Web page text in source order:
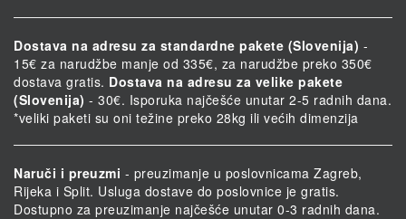
Dostava na adresu za standardne pakete (Slovenija) -
15€ za narudžbe manje od 335€, za narudžbe preko 350€
dostava gratis. Dostava na adresu za velike pakete
(Slovenija) - 30€. Isporuka najčešće unutar 2-5 radnih dana.
*veliki paketi su oni težine preko 28kg ili većih dimenzija
Naruči i preuzmi - preuzimanje u poslovnicama Zagreb,
Rijeka i Split. Usluga dostave do poslovnice je gratis.
Dostupno za preuzimanje najčešće unutar 0-3 radnih dana.